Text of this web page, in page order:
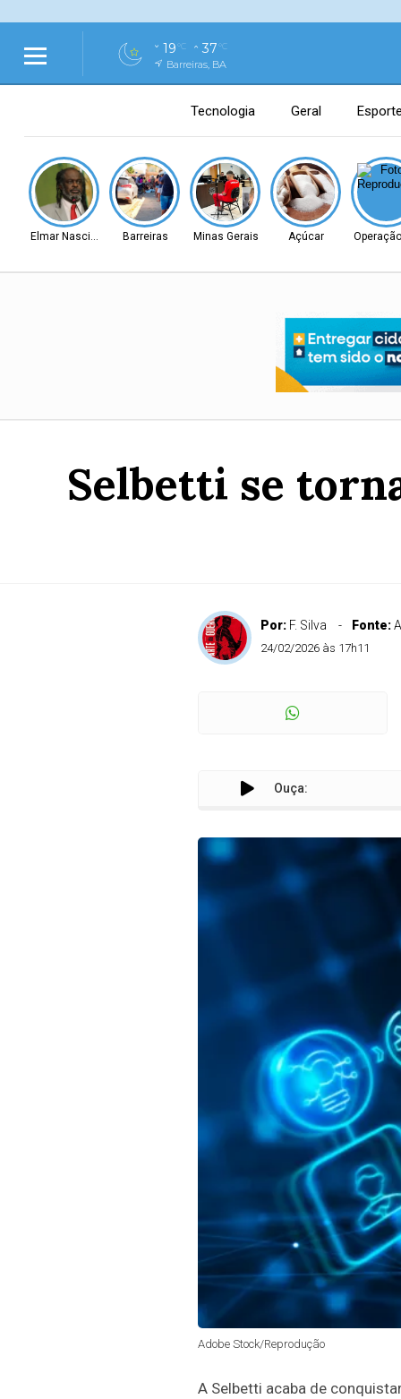
19°C 37°C
Barreiras, BA
Tecnologia Geral
Elmar Nascimento Barreiras Minas Gerais Açúcar Operação
Selbetti se
Por: F. Silva Fonte:
24/02/2026 às 17h11
Ouça:
Adobe Stock/Reprodução
A Selbetti acaba de